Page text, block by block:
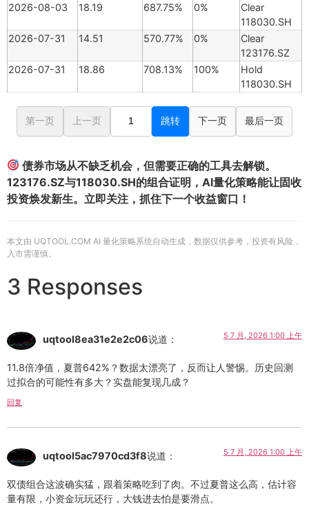
2026-08-03
18.19 687.75% 0%
Clear
118030.SH
2026-07-31
14.51 570.77% 0%
Clear
123176.SZ
2026-07-31
18.86 708.13% 100%
Hold
118030.SH
第一页 上一页 跳转 下一页 最后一页
债券市场从不缺乏机会，但需要正确的工具去解锁。
123176.SZ与118030.SH的组合证明，AI量化策略能让固收
投资焕发新生。立即关注，抓住下一个收益窗口！
本文由 UQTOOL.COM AI 量化策略系统自动生成，数据仅供参考，投资有风险，
入市需谨慎。
3 Responses
uqtool8ea31e2e2c06说道： 5 7 月, 2026 1:00 上午
11.8倍净值，夏普642%？数据太漂亮了，反而让人警惕。历史回测
过拟合的可能性有多大？实盘能复现几成？
回复
uqtool5ac7970cd3f8说道： 5 7 月, 2026 1:00 上午
双债组合这波确实猛，跟着策略吃到了肉。不过夏普这么高，估计容
量有限，小资金玩玩还行，大钱进去怕是要滑点。